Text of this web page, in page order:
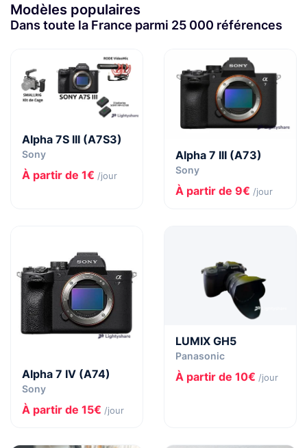
Modèles populaires
Dans toute la France parmi 25 000 références
Alpha 7S III (A7S3)
Sony
À partir de 1€ /jour
Alpha 7 III (A73)
Sony
À partir de 9€ /jour
Alpha 7 IV (A74)
Sony
À partir de 15€ /jour
LUMIX GH5
Panasonic
À partir de 10€ /jour